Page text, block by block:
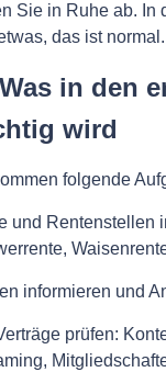
Sie in Ruhe ab. In
das ist normal.
in den
wird
folgende
und Rentenstellen
informieren und
prüfen: